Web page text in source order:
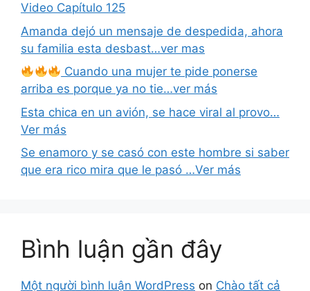
Video Capítulo 125
Amanda dejó un mensaje de despedida, ahora
su familia esta desbast…ver mas
Cuando una mujer te pide ponerse
arriba es porque ya no tie…ver más
Esta chica en un avión, se hace viral al provo…
Ver más
Se enamoro y se casó con este hombre si saber
que era rico mira que le pasó …Ver más
Bình luận gần đây
Một người bình luận WordPress on Chào tất cả